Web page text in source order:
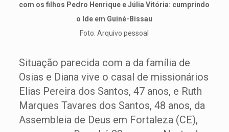
com os filhos Pedro Henrique e Júlia Vitória: cumprindo
o Ide em Guiné-Bissau
Foto: Arquivo pessoal
Situação parecida com a da família de
Osias e Diana vive o casal de missionários
Elias Pereira dos Santos, 47 anos, e Ruth
Marques Tavares dos Santos, 48 anos, da
Assembleia de Deus em Fortaleza (CE),